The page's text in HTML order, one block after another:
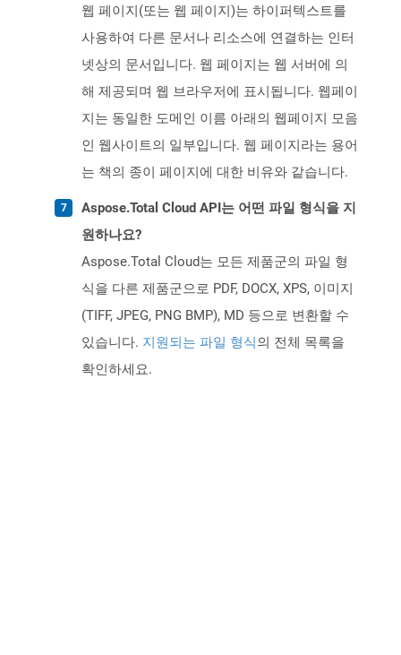
웹 페이지(또는 웹 페이지)는 하이퍼텍스트를
사용하여 다른 문서나 리소스에 연결하는 인터
넷상의 문서입니다. 웹 페이지는 웹 서버에 의
해 제공되며 웹 브라우저에 표시됩니다. 웹페이
지는 동일한 도메인 이름 아래의 웹페이지 모음
인 웹사이트의 일부입니다. 웹 페이지라는 용어
는 책의 종이 페이지에 대한 비유와 같습니다.
Aspose.Total Cloud API는 어떤 파일 형식을 지
원하나요?
Aspose.Total Cloud는 모든 제품군의 파일 형
식을 다른 제품군으로 PDF, DOCX, XPS, 이미지
(TIFF, JPEG, PNG BMP), MD 등으로 변환할 수
있습니다. 지원되는 파일 형식의 전체 목록을
확인하세요.